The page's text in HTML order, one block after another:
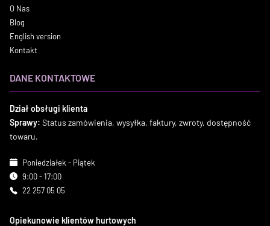
O Nas
Blog
English version
Kontakt
DANE KONTAKTOWE
Dział obsługi klienta
Sprawy: Status zamówienia, wysyłka, faktury, zwroty, dostępność
towaru.
Poniedziałek - Piątek
9:00 - 17:00
22 257 05 05
Opiekunowie klientów hurtowych